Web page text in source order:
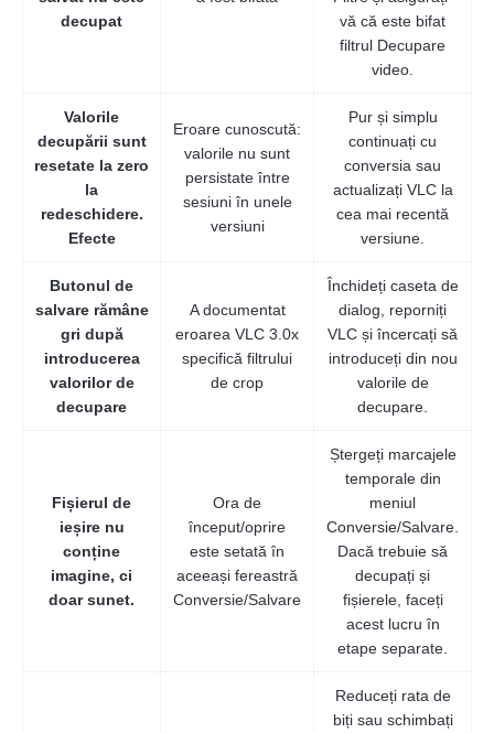
decupat
vă că este bifat
filtrul Decupare
video.
Valorile
decupării sunt
resetate la zero
la
redeschidere.
Efecte
Eroare cunoscută:
valorile nu sunt
persistate între
sesiuni în unele
versiuni
Pur și simplu
continuați cu
conversia sau
actualizați VLC la
cea mai recentă
versiune.
Butonul de
salvare rămâne
gri după
introducerea
valorilor de
decupare
A documentat
eroarea VLC 3.0x
specifică filtrului
de crop
Închideți caseta de
dialog, reporniți
VLC și încercați să
introduceți din nou
valorile de
decupare.
Fișierul de
ieșire nu
conține
imagine, ci
doar sunet.
Ora de
început/oprire
este setată în
aceeași fereastră
Conversie/Salvare
Ștergeți marcajele
temporale din
meniul
Conversie/Salvare.
Dacă trebuie să
decupați și
fișierele, faceți
acest lucru în
etape separate.
Reduceți rata de
biți sau schimbați